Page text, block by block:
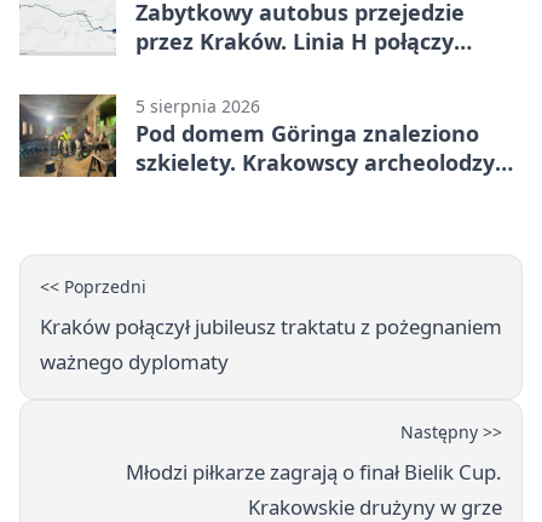
Zabytkowy autobus przejedzie
przez Kraków. Linia H połączy
5 sierpnia 2026
Pod domem Göringa znaleziono
szkielety. Krakowscy archeolodzy
<< Poprzedni
Kraków połączył jubileusz traktatu z pożegnaniem
ważnego dyplomaty
Następny >>
Młodzi piłkarze zagrają o finał Bielik Cup.
Krakowskie drużyny w grze